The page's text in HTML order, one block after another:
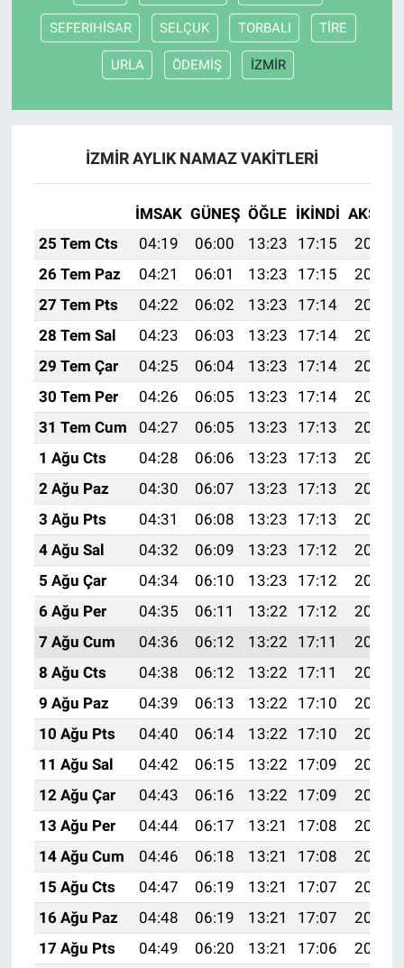
SEFERIHİSAR SELÇUK TORBALI TİRE
URLA ÖDEMİŞ İZMİR
İZMİR AYLIK NAMAZ VAKITLERI
İMSAK GÜNEŞ ÖĞLE İKINDI AKŞAM
25 Tem Cts
04:19 06:00 13:23 17:15
20:36
26 Tem Paz
04:21 06:01 13:23 17:15
20:35
27 Tem Pts
04:22 06:02 13:23 17:14
20:34
28 Tem Sal
04:23 06:03 13:23 17:14
20:33
29 Tem Çar
04:25 06:04 13:23 17:14
20:32
30 Tem Per
04:26 06:05 13:23 17:14
20:31
31 Tem Cum
04:27 06:05 13:23 17:13
20:30
1 Ağu Cts
04:28 06:06 13:23 17:13
20:29
2 Ağu Paz
04:30 06:07 13:23 17:13
20:28
3 Ağu Pts
04:31 06:08 13:23 17:13
20:27
4 Ağu Sal
04:32 06:09 13:23 17:12
20:26
5 Ağu Çar
04:34 06:10 13:23 17:12
20:25
6 Ağu Per
04:35 06:11 13:22 17:12
20:24
7 Ağu Cum
04:36 06:12 13:22 17:11
20:23
8 Ağu Cts
04:38 06:12 13:22 17:11
20:22
9 Ağu Paz
04:39 06:13 13:22 17:10
20:21
10 Ağu Pts
04:40 06:14 13:22 17:10
20:20
11 Ağu Sal
04:42 06:15 13:22 17:09
20:19
12 Ağu Çar
04:43 06:16 13:22 17:09
20:17
13 Ağu Per
04:44 06:17 13:21 17:08
20:16
14 Ağu Cum
04:46 06:18 13:21 17:08
20:15
15 Ağu Cts
04:47 06:19 13:21 17:07
20:14
16 Ağu Paz
04:48 06:19 13:21 17:07
20:12
17 Ağu Pts
04:49 06:20 13:21 17:06
20:11